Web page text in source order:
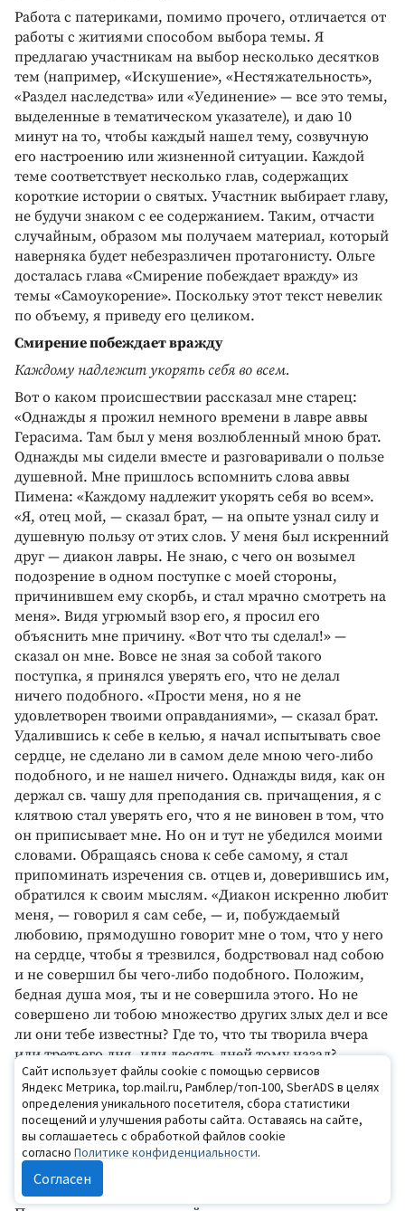
Работа с патериками, помимо прочего, отличается от
работы с житиями способом выбора темы. Я
предлагаю участникам на выбор несколько десятков
тем (например, «Искушение», «Нестяжательность»,
«Раздел наследства» или «Уединение» — все это темы,
выделенные в тематическом указателе), и даю 10
минут на то, чтобы каждый нашел тему, созвучную
его настроению или жизненной ситуации. Каждой
теме соответствует несколько глав, содержащих
короткие истории о святых. Участник выбирает главу,
не будучи знаком с ее содержанием. Таким, отчасти
случайным, образом мы получаем материал, который
наверняка будет небезразличен протагонисту. Ольге
досталась глава «Смирение побеждает вражду» из
темы «Самоукорение». Поскольку этот текст невелик
по объему, я приведу его целиком.
Смирение побеждает вражду
Каждому надлежит укорять себя во всем.
Вот о каком происшествии рассказал мне старец:
«Однажды я прожил немного времени в лавре аввы
Герасима. Там был у меня возлюбленный мною брат.
Однажды мы сидели вместе и разговаривали о пользе
душевной. Мне пришлось вспомнить слова аввы
Пимена: «Каждому надлежит укорять себя во всем».
«Я, отец мой, — сказал брат, — на опыте узнал силу и
душевную пользу от этих слов. У меня был искренний
друг — диакон лавры. Не знаю, с чего он возымел
подозрение в одном поступке с моей стороны,
причинившем ему скорбь, и стал мрачно смотреть на
меня». Видя угрюмый взор его, я просил его
объяснить мне причину. «Вот что ты сделал!» —
сказал он мне. Вовсе не зная за собой такого
поступка, я принялся уверять его, что не делал
ничего подобного. «Прости меня, но я не
удовлетворен твоими оправданиями», — сказал брат.
Удалившись к себе в келью, я начал испытывать свое
сердце, не сделано ли в самом деле мною чего-либо
подобного, и не нашел ничего. Однажды видя, как он
держал св. чашу для преподания св. причащения, я с
клятвою стал уверять его, что я не виновен в том, что
он приписывает мне. Но он и тут не убедился моими
словами. Обращаясь снова к себе самому, я стал
припоминать изречения св. отцев и, доверившись им,
обратился к своим мыслям. «Диакон искренно любит
меня, — говорил я сам себе, — и, побуждаемый
любовию, прямодушно говорит мне о том, что у него
на сердце, чтобы я трезвился, бодрствовал над собою
и не совершил бы чего-либо подобного. Положим,
бедная душа моя, ты и не совершила этого. Но не
совершено ли тобою множество других злых дел и все
ли они тебе известны? Где то, что ты творила вчера
или третьего дня, или десять дней тому назад?
Помнишь ли ты об этом? Так не совершила ли ты и
того, что тебе приписывают, а потом позабыла, как и
первое? И, размышляя таким образом, я так
расположил свое сердце, как бы и в самом деле я
сделал это, но позабыл, как и другие свои дела. И стал
я благодарить Бога и диакона, что через него Бог дал
мне познать грех мой, и я мог раскаяться в нем.
Сайт использует файлы cookie с помощью сервисов
Яндекс Метрика, top.mail.ru, Рамблер/топ-100, SberADS в целях
определения уникального посетителя, сбора статистики
посещений и улучшения работы сайта. Оставаясь на сайте,
вы соглашаетесь с обработкой файлов cookie
согласно Политике конфиденциальности.
Согласен